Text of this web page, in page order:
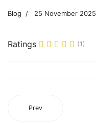
Blog 25 November 2025
Ratings (1)
Prev